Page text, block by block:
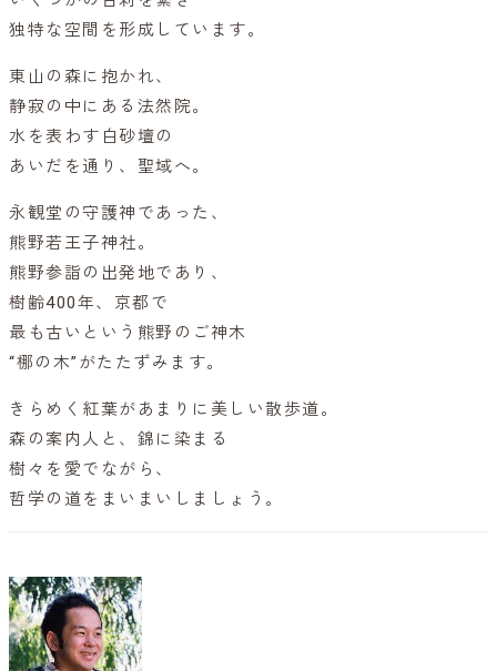
独特な空間を形成しています。
東山の森に抱かれ、
静寂の中にある法然院。
水を表わす白砂壇の
あいだを通り、聖域へ。
永観堂の守護神であった、
熊野若王子神社。
熊野参詣の出発地であり、
樹齢400年、京都で
最も古いという熊野のご神木
“梛の木”がたたずみます。
きらめく紅葉があまりに美しい散歩道。
森の案内人と、錦に染まる
樹々を愛でながら、
哲学の道をまいまいしましょう。